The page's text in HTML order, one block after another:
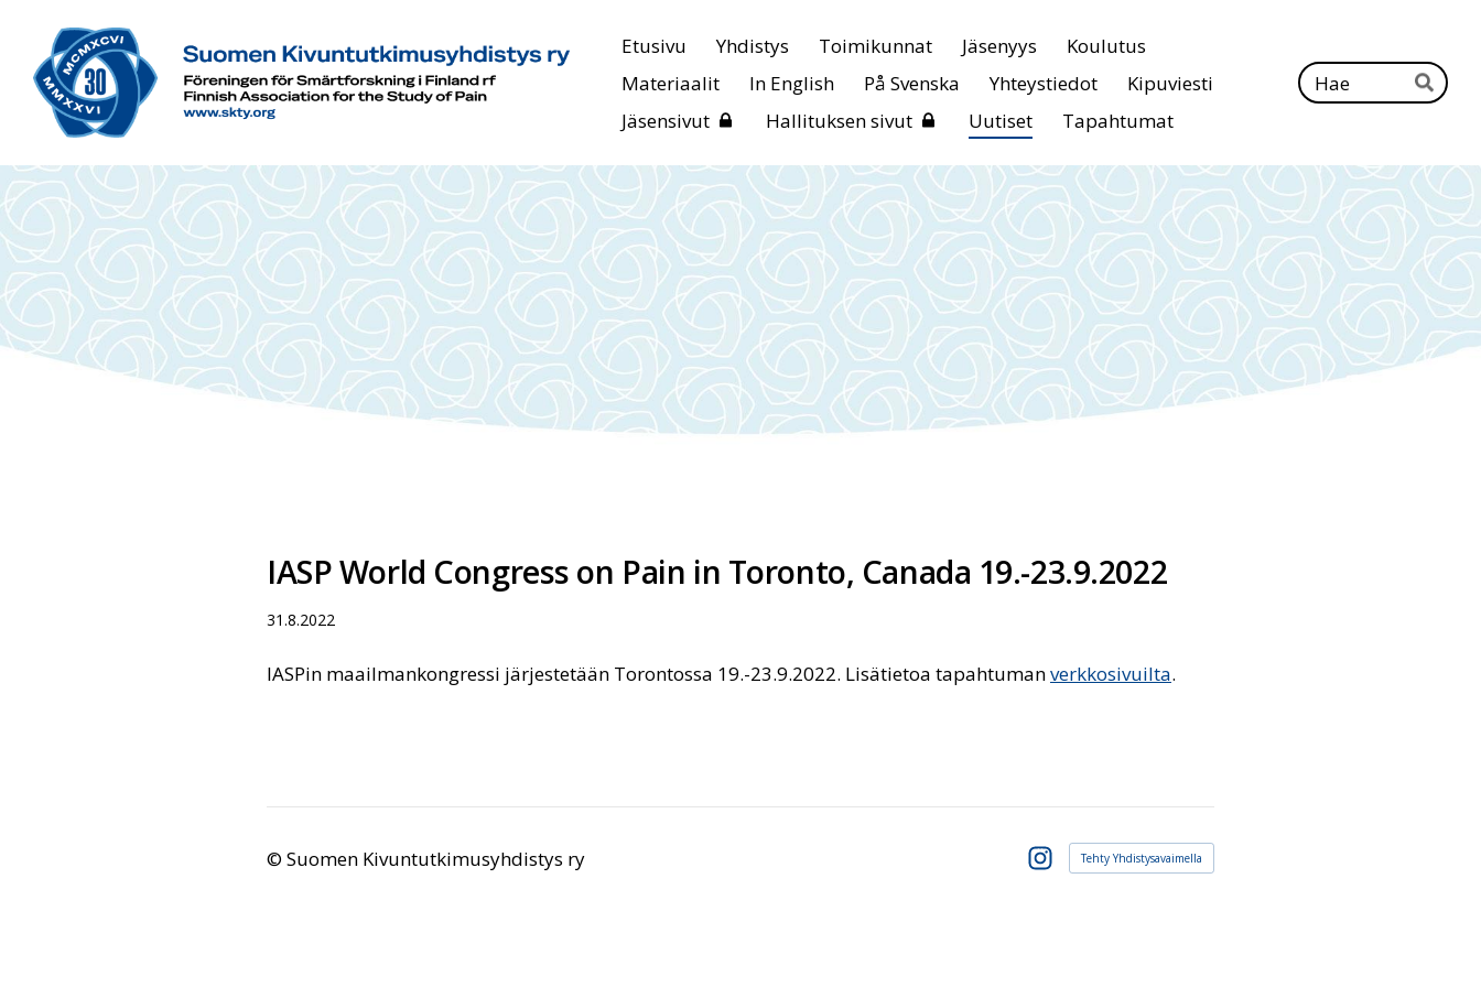
sivun
sisältöön
Suomen Kivuntutkimusyhdistys ry
Etusivu Yhdistys Toimikunnat Jäsenyys
Koulutus
Materiaalit
In English På Svenska Yhteystiedot
Kipuviesti
Jäsensivut
Hallituksen sivut Uutiset Tapahtumat
Hae
IASP World Congress on Pain in Toronto, Canada 19.-23.9.2022
31.8.2022
IASPin maailmankongressi järjestetään Torontossa 19.-23.9.2022. Lisätietoa tapahtumanverkkosivuilta.
© Suomen Kivuntutkimusyhdistys ry
Instagram
Tehty Yhdistysavaimella